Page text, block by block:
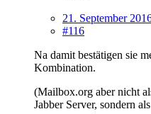
21. September
#116
Na damit bestätigen sie
Kombination.
(Mailbox.org aber nicht
Jabber Server, sondern